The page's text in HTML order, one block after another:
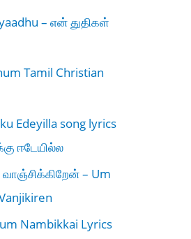
– என் துதிகள்
Tamil Christian
Edeyilla song lyrics
ஈடேயில்ல
– Um
Nambikkai Lyrics